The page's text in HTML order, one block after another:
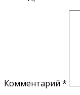
Комментарий *